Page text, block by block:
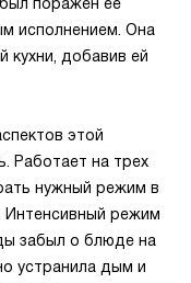
исполнением. Она
кухни, добавив ей
этой
Работает на трех
нужный режим в
Интенсивный режим
забыл о блюде на
устранила дым и